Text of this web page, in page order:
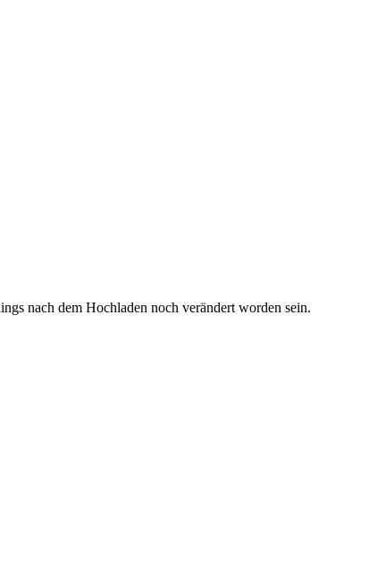
nach dem Hochladen noch verändert worden sein.